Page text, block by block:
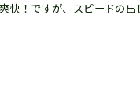
快！ですが、スピードの